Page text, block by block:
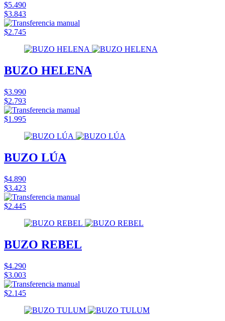
$5.490
$3.843
$2.745
BUZO HELENA
$3.990
$2.793
$1.995
BUZO LÚA
$4.890
$3.423
$2.445
BUZO REBEL
$4.290
$3.003
$2.145